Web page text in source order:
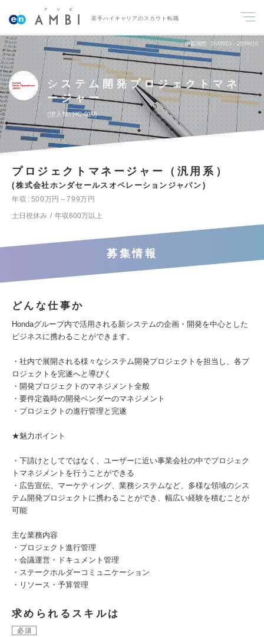
若手ハイキャリアのスカウト転職
掲載期間 26/08/03～26/08/16
システム開発プロジェクトマネ
ージャー
求人No.HC-010
プロジェクトマネージャー（汎用系）
株式会社ホンダセールスオペレーションジャパン
年収
500万円～799万円
土日祝休み
年収600万以上
募集情報
どんな仕事か
Hondaグループ内で活用される新システムの企画・開発を中心とした
ビジネスに携わることができます。
・社内で展開される様々なシステム開発プロジェクトを担当し、各プ
ロジェクトを完遂へと導びく
・開発プロジェクトのマネジメント全般
・要件定義時の開発ベンダーのマネジメント
・プロジェクトの進行管理と完遂
★魅力ポイント
・下請けとしてではなく、ユーザーに近い事業会社の中でプロジェク
トマネジメントを行うことができる
・広告宣伝、マーケティング、業務システムなど、多様な領域のシス
テム開発プロジェクトに携わることができ、幅広い経験を積むことが
可能
主な業務内容
・プロジェクト進行管理
・会議運営・ドキュメント管理
・ステークホルダーコミュニケーション
・リソース・予算管理
求められるスキルは
必須